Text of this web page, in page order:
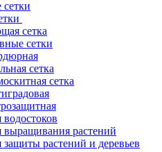
сетка
сетки
сетка
сетка
водостоков
выращивания растений
защиты растений и деревьев